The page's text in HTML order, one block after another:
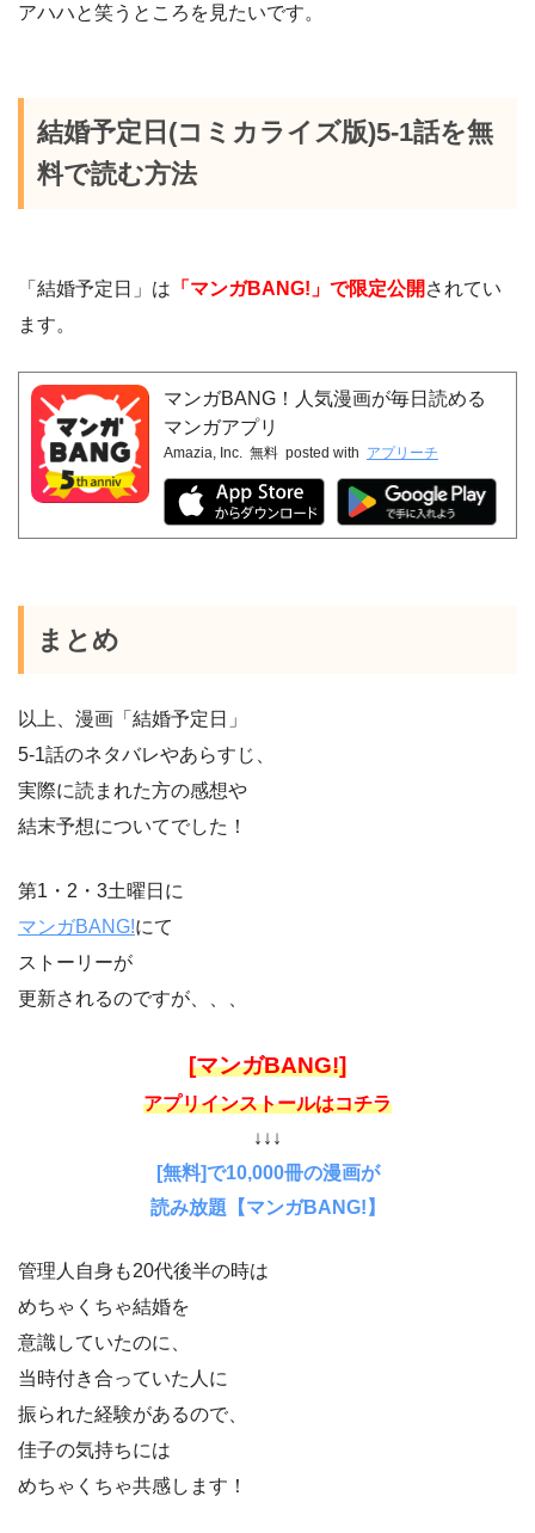
アハハと笑うところを見たいです。
結婚予定日(コミカライズ版)5-1話を無
料で読む方法
「結婚予定日」は 「マンガBANG!」で限定公開 されてい
ます。
マンガBANG！人気漫画が毎日読める
マンガアプリ
Amazia, Inc. 無料 posted with アプリーチ
まとめ
以上、漫画「結婚予定日」
5-1話のネタバレやあらすじ、
実際に読まれた方の感想や
結末予想についてでした！
第1・2・3土曜日に
マンガBANG!にて
ストーリーが
更新されるのですが、、、
[マンガBANG!]
アプリインストールはコチラ
↓↓↓
[無料]で10,000冊の漫画が
読み放題【マンガBANG!】
管理人自身も20代後半の時は
めちゃくちゃ結婚を
意識していたのに、
当時付き合っていた人に
振られた経験があるので、
佳子の気持ちには
めちゃくちゃ共感します！